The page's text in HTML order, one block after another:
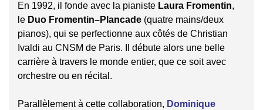
En 1992, il fonde avec la pianiste Laura Fromentin,
le Duo Fromentin–Plancade (quatre mains/deux
pianos), qui se perfectionne aux côtés de Christian
Ivaldi au CNSM de Paris. Il débute alors une belle
carrière à travers le monde entier, que ce soit avec
orchestre ou en récital.
Parallèlement à cette collaboration, Dominique